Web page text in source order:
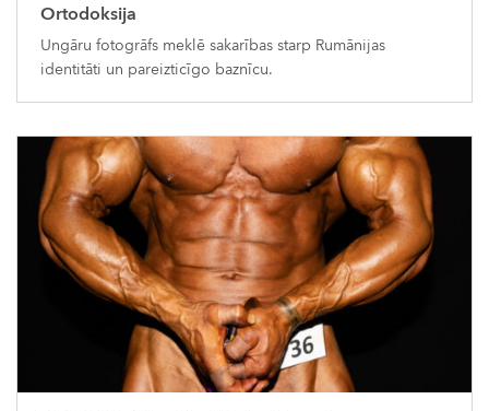
Ortodoksija
Ungāru fotogrāfs meklē sakarības starp Rumānijas
identitāti un pareizticīgo baznīcu.